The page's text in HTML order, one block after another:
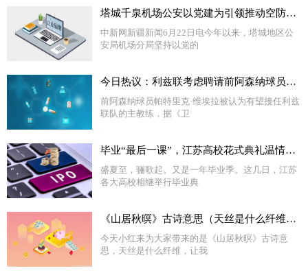
塔城千泉机场公安以党建为引领推动空防安全取得新成效 独家焦点
中新网新疆新闻6月22日电今年以来，塔城地区公
安局机场分局坚持以党的
今日热议：利兹联考虑聘请前阿森纳球员维埃拉为新主教练
前阿森纳球员帕特里克·维埃拉被认为有望接任利兹
联队的主教练，据《卫
毕业“最后一课”，江苏高校花式典礼温情告别_环球即时看
盛夏至，骊歌起。又是一年毕业季。这几日，江苏
各大高校相继举行毕业典
《山居秋暝》古诗意思（天丝是什么纤维）_全球快消息
今天小红来为大家带来的是《山居秋暝》古诗意
思，天丝是什么纤维，让我